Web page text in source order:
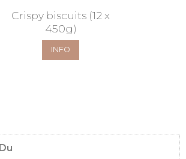
Du
Crispy biscuits (12 x
450g)
INFO